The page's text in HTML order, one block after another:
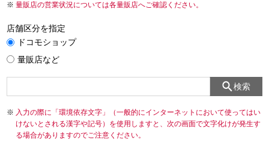
量販店の営業状況については各量販店へご確認ください。
店舗区分を指定
ドコモショップ
量販店など
検索
入力の際に「環境依存文字」（一般的にインターネットにおいて使ってはい
けないとされる漢字や記号）を使用しますと、次の画面で文字化けが発生す
る場合がありますのでご注意ください。